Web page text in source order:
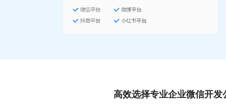
高效选择专业企业微信开发